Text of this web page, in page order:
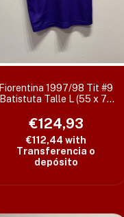
Fiorentina 1997/98 Tit #9
Batistuta Talle L (55 x 70
€124,93
€112,44 with
Transferencia o
depósito